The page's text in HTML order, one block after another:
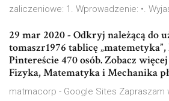
zaliczeniowe: 1. Wprowadzenie: •.
29 mar 2020 - Odkryj należącą do
tomaszr1976 tablicę
Pintereście 470 osób. Zobacz
Fizyka, Matematyka i Mechanika
matmacorp - Google Sites Zapraszam